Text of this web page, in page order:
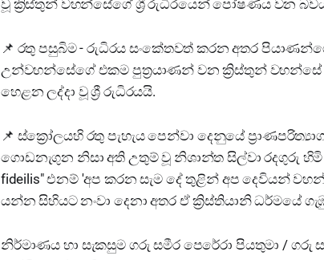
වූ ක්‍රිස්තුන් වහන්සේගේ ශ්‍රී රුධිරයෙන් පෝෂණය වන
📌️ රතු පසුබිම - රුධිරය සංකේතවත් කරන අතර
උන්වහන්සේගේ එකම පුත්‍රයාණන් වන ක්‍රිස්තුන් වහන්සේ
හෙළන ලද්දා වූ ශ්‍රී රුධිරයයි.
📌️ ස්ක්‍රෝලයහි රතු පැහැය පෙන්වා දෙනුයේ
ගොඩනැගුන නිසා අති උතුම් වූ නිශාන්ත සිල්වා රදගුරු හිමි
fideilis" එනම් 'අප කරන සැම දේ තුළින් අප දෙවියන්
යන්න සිහියට නංවා දෙනා අතර ඒ ක්‍රිස්තියානි ධර්මයේ
නිර්මාණය හා සැකසුම ගරු සමීර පෙරේරා පියතුමා /